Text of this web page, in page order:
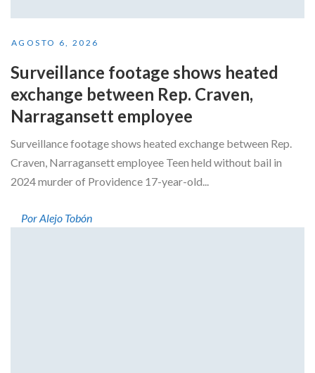
AGOSTO 6, 2026
Surveillance footage shows heated
exchange between Rep. Craven,
Narragansett employee
Surveillance footage shows heated exchange between Rep.
Craven, Narragansett employee Teen held without bail in
2024 murder of Providence 17-year-old...
Por Alejo Tobón